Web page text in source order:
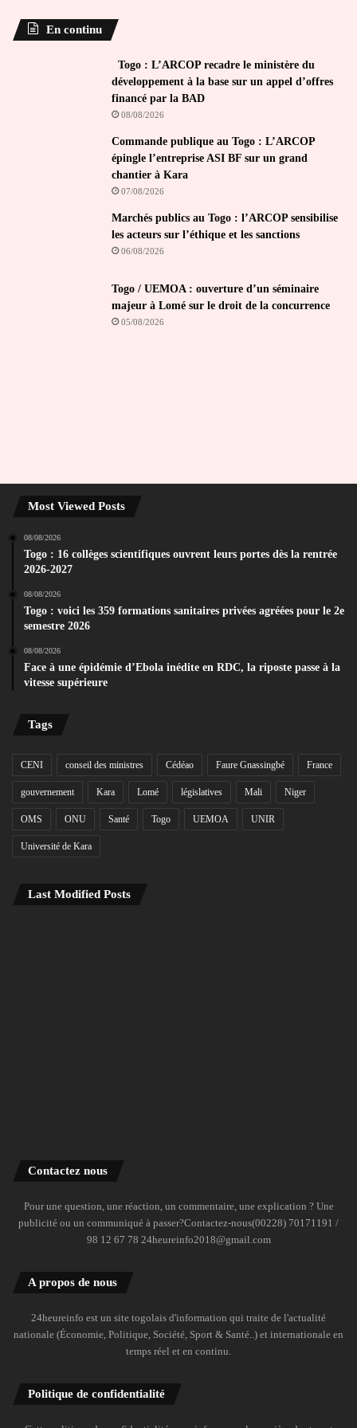
En continu
Togo : L’ARCOP recadre le ministère du
développement à la base sur un appel d’offres
financé par la BAD
08/08/2026
Commande publique au Togo : L’ARCOP
épingle l’entreprise ASI BF sur un grand
chantier à Kara
07/08/2026
Marchés publics au Togo : l’ARCOP sensibilise
les acteurs sur l’éthique et les sanctions
06/08/2026
Togo / UEMOA : ouverture d’un séminaire
majeur à Lomé sur le droit de la concurrence
05/08/2026
Most Viewed Posts
08/08/2026
Togo : 16 collèges scientifiques ouvrent leurs portes dès la rentrée
2026-2027
08/08/2026
Togo : voici les 359 formations sanitaires privées agréées pour le 2e
semestre 2026
08/08/2026
Face à une épidémie d’Ebola inédite en RDC, la riposte passe à la
vitesse supérieure
Tags
CENI conseil des ministres Cédéao Faure Gnassingbé France
gouvernement Kara Lomé législatives Mali Niger
OMS ONU Santé Togo UEMOA UNIR
Université de Kara
Last Modified Posts
Contactez nous
Pour une question, une réaction, un commentaire, une explication ? Une
publicité ou un communiqué à passer?Contactez-nous(00228) 70171191 /
98 12 67 78 24heureinfo2018@gmail.com
A propos de nous
24heureinfo est un site togolais d'information qui traite de l'actualité
nationale (Économie, Politique, Société, Sport & Santé..) et internationale en
temps réel et en continu.
Politique de confidentialité